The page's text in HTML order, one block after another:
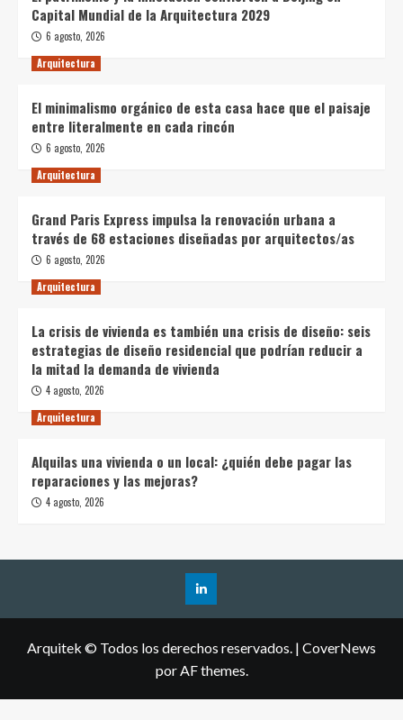
Capital Mundial de la Arquitectura 2029
6 agosto, 2026
Arquitectura
El minimalismo orgánico de esta casa hace que el paisaje
entre literalmente en cada rincón
6 agosto, 2026
Arquitectura
Grand Paris Express impulsa la renovación urbana a
través de 68 estaciones diseñadas por arquitectos/as
6 agosto, 2026
Arquitectura
La crisis de vivienda es también una crisis de diseño: seis
estrategias de diseño residencial que podrían reducir a
la mitad la demanda de vivienda
4 agosto, 2026
Arquitectura
Alquilas una vivienda o un local: ¿quién debe pagar las
reparaciones y las mejoras?
4 agosto, 2026
Arquitek © Todos los derechos reservados. | CoverNews
por AF themes.